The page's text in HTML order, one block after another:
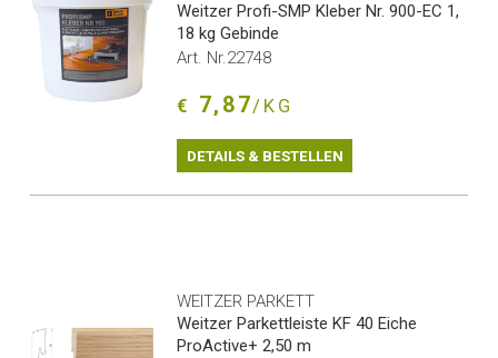
Weitzer Profi-SMP Kleber Nr. 900-EC 1,
18 kg Gebinde
Art. Nr.22748
€ 7,87/KG
DETAILS & BESTELLEN
WEITZER PARKETT
Weitzer Parkettleiste KF 40 Eiche
ProActive+ 2,50 m